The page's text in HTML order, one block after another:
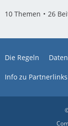
10 Themen 26
Die Regeln
Info zu Partnerlinks